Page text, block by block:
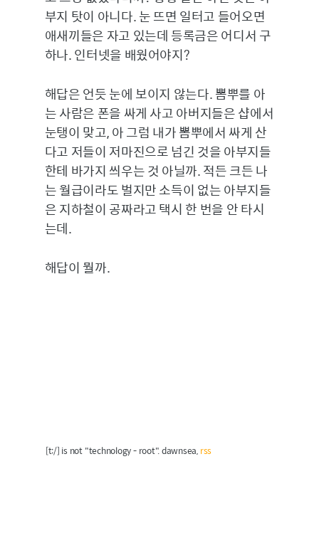
부지 탓이 아니다. 눈 뜨면 일터고 들어오면
애새끼들은 자고 있는데 등록금은 어디서 구
하나. 인터넷을 배웠어야지?
해답은 언듯 눈에 보이지 않는다. 뽐뿌를 아
는 사람은 폰을 싸게 사고 아버지들은 샵에서
눈탱이 맞고, 아 그럼 내가 뽐뿌에서 싸게 산
다고 저들이 저마진으로 넘긴 것을 아부지들
한테 바가지 씌우는 것 아닐까. 적든 크든 나
는 월급이라도 벌지만 소득이 없는 아부지들
은 지하철이 공짜라고 택시 한 번을 안 타시
는데.
해답이 뭘까.
[t:/] is not "technology - root". dawnsea, rss